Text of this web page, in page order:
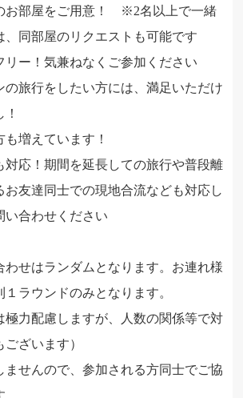
お部屋をご用意！ ※2名以上で一緒
、同部屋のリクエストも可能です
ー！気兼ねなくご参加ください
旅行をしたい方には、満足いただけ
増えています！
応！期間を延長しての旅行や普段離
お友達同士での現地合流なども対応し
い合わせください
せはランダムとなります。お連れ様
ラウンドのみとなります。
極力配慮しますが、人数の関係等で対
ざいます）
せんので、参加される方同士でご協